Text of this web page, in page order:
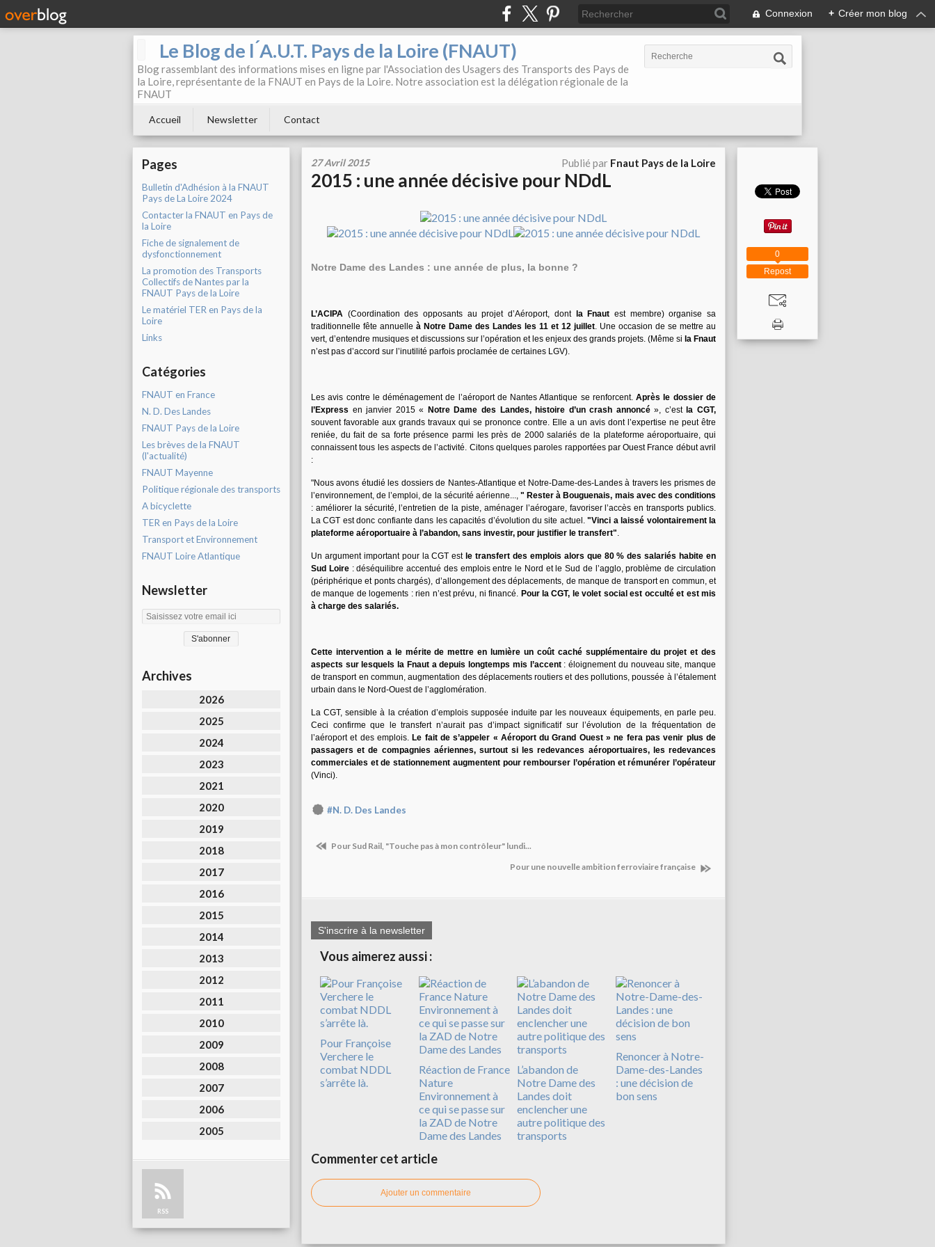
Connexion + Créer mon blog
Le Blog de l ́A.U.T. Pays de la Loire (FNAUT)
Blog rassemblant des informations mises en ligne par l'Association des Usagers des Transports des Pays de
la Loire, représentante de la FNAUT en Pays de la Loire. Notre association est la délégation régionale de la
FNAUT
Accueil Newsletter Contact
Pages
Bulletin d'Adhésion à la FNAUT
Pays de La Loire 2024
Contacter la FNAUT en Pays de
la Loire
Fiche de signalement de
dysfonctionnement
La promotion des Transports
Collectifs de Nantes par la
FNAUT Pays de la Loire
Le matériel TER en Pays de la
Loire
Links
Catégories
FNAUT en France
N. D. Des Landes
FNAUT Pays de la Loire
Les brèves de la FNAUT
(l'actualité)
FNAUT Mayenne
Politique régionale des transports
A bicyclette
TER en Pays de la Loire
Transport et Environnement
FNAUT Loire Atlantique
Newsletter
Archives
2026
2025
2024
2023
2021
2020
2019
2018
2017
2016
2015
2014
2013
2012
2011
2010
2009
2008
2007
2006
2005
RSS
27 Avril 2015 Publié par Fnaut Pays de la Loire
2015 : une année décisive pour NDdL
Notre Dame des Landes : une année de plus, la bonne ?
L’ACIPA (Coordination des opposants au projet d’Aéroport, dont la Fnaut est membre) organise sa
traditionnelle fête annuelle à Notre Dame des Landes les 11 et 12 juillet. Une occasion de se mettre au
vert, d’entendre musiques et discussions sur l’opération et les enjeux des grands projets. (Même si la Fnaut
n’est pas d’accord sur l’inutilité parfois proclamée de certaines LGV).
Les avis contre le déménagement de l’aéroport de Nantes Atlantique se renforcent.Après le dossier de
l’Express en janvier 2015 « Notre Dame des Landes, histoire d’un crash annoncé», c’estla CGT,
souvent favorable aux grands travaux qui se prononce contre. Elle a un avis dont l’expertise ne peut être
reniée, du fait de sa forte présence parmi les près de 2000 salariés de la plateforme aéroportuaire, qui
connaissent tous les aspects de l’activité. Citons quelques paroles rapportées par Ouest France début avril
:
"Nous avons étudié les dossiers de Nantes-Atlantique et Notre-Dame-des-Landes à travers les prismes de
l’environnement, de l’emploi, de la sécurité aérienne..., " Rester à Bouguenais, mais avec des conditions
: améliorer la sécurité, l’entretien de la piste, aménager l’aérogare, favoriser l’accès en transports publics.
La CGT est donc confiante dans les capacités d’évolution du site actuel."Vinci a laissé volontairement la
plateforme aéroportuaire à l’abandon, sans investir, pour justifier le transfert".
Un argument important pour la CGT est le transfert des emplois alors que 80 % des salariés habite en
Sud Loire: déséquilibre accentué des emplois entre le Nord et le Sud de l’agglo, problème de circulation
(périphérique et ponts chargés), d’allongement des déplacements, de manque de transport en commun, et
de manque de logements : rien n’est prévu, ni financé. Pour la CGT, le volet social est occulté et est mis
à charge des salariés.
Cette intervention a le mérite de mettre en lumière un coût caché supplémentaire du projet et des
aspects sur lesquels la Fnaut a depuis longtemps mis l’accent : éloignement du nouveau site, manque
de transport en commun, augmentation des déplacements routiers et des pollutions, poussée à l’étalement
urbain dans le Nord-Ouest de l’agglomération.
La CGT, sensible à la création d’emplois supposée induite par les nouveaux équipements, en parle peu.
Ceci confirme que le transfert n’aurait pas d’impact significatif sur l’évolution de la fréquentation de
l’aéroport et des emplois. Le fait de s’appeler « Aéroport du Grand Ouest » ne fera pas venir plus de
passagers et de compagnies aériennes, surtout si les redevances aéroportuaires, les redevances
commerciales et de stationnement augmentent pour rembourser l’opération et rémunérer l’opérateur
(Vinci).
#N. D. Des Landes
Pour Sud Rail, "Touche pas à mon contrôleur" lundi...
Pour une nouvelle ambition ferroviaire française
S'inscrire à la newsletter
Vous aimerez aussi :
Pour Françoise
Verchere le
combat NDDL
s’arrête là.
Réaction de France
Nature
Environnement à
ce qui se passe sur
la ZAD de Notre
Dame des Landes
L’abandon de
Notre Dame des
Landes doit
enclencher une
autre politique des
transports
Renoncer à Notre-
Dame-des-Landes
: une décision de
bon sens
Commenter cet article
Ajouter un commentaire
Repost
0